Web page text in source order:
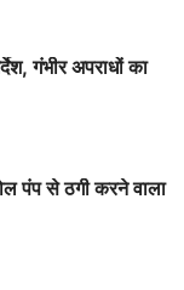
गंभीर अपराधों का
पंप से ठगी करने वाला